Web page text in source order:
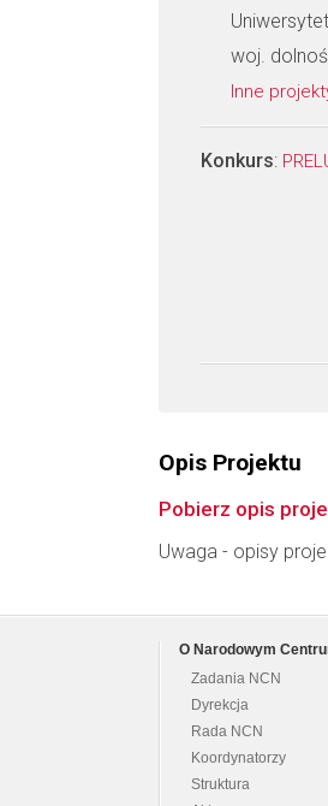
woj.
Inne
Konkurs:
Opis Projektu
Pobierz opis
Uwaga - opisy
O Narodowym
Zadania NCN
Dyrekcja
Rada NCN
Koordynatorzy
Struktura